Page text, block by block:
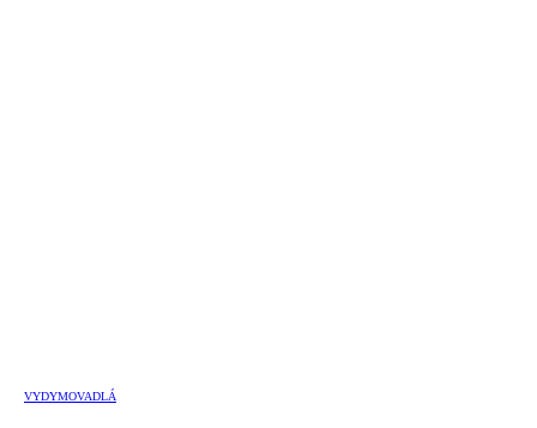
VYDYMOVADLÁ